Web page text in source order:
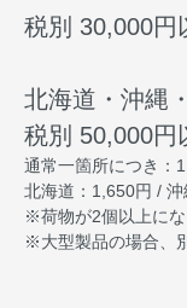
税別 30,000円
北海道・沖縄
税別 50,000円
通常一箇所につき：
北海道：1,650円 /
※荷物が2個以上にな
※大型製品の場合、